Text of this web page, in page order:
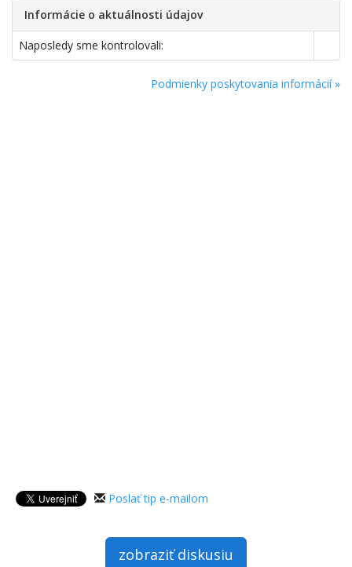
Informácie o aktuálnosti údajov
Naposledy sme kontrolovali:
Podmienky poskytovania informácií »
Poslať tip e-mailom
zobraziť diskusiu